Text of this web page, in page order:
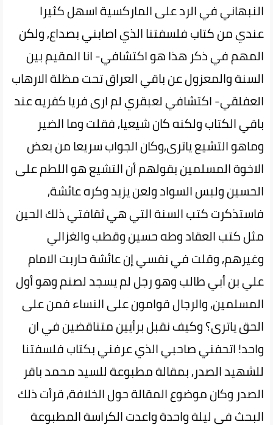
النبهاني في الرد على الماركسية اسهل كثيرا
عندي من كتاب فلسفتنا الذي اصابني بصداع, ولكن
المهم في ذكر هذا هو اكتشافي- انا المقيم بين
السنة والمعزول عن باقي العراق تحت مظلة الارهاب
العفلقي- اكتشافي لعبقري لم ارى فريا كفريه عند
باقي الكتاب ولكنه كان شيعيا, فقلت وما الضير
وماهو التشيع ياترى,وكان الجواب سريعا من بعض
الاخوة المسلمين بقولهم أن التشيع هو اللطم على
الحسين ولبس السواد ولعن يزيد وكره عائشة,
فاستذكرت كتب السنة التي هي ثقافتي ذلك الحين
مثل كتب العقاد وطه حسين وقطب والغزالي
وغيرهم, وقلت في نفسي إن عائشة حاربت الامام
علي بن أبي طالب وهو رجل لم يسجد لصنم وهو أول
المسلمين, والرجال قوامون على النساء فمن على
الحق ياترى؟ وكيف نقبل برأيين متناقضين في ان
واحد! اتحفني صاحبي الذي عرفني بكتاب فلسفتنا
للشهيد الصدر, بمقالة مطبوعة للسيد محمد باقر
الصدر وكان موضوع المقالة حول الخلافة, قرأت ذلك
البحث في ليلة واحدة واعدت الكراسة المطبوعة